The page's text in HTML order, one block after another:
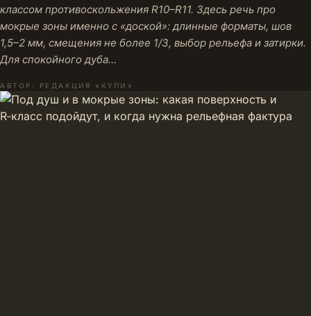
классом противоскольжения R10–R11. Здесь речь про
мокрые зоны именно с «доской»: длинные форматы, шов
1,5–2 мм, смещения не более 1/3, выбор рельефа и затирки.
Для спокойного дуба…
АВТОР: РЕДАКЦИЯ «КУПИ»